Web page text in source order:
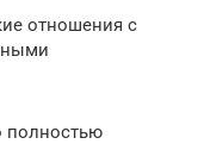
отношения с
полностью